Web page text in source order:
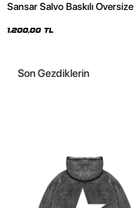
Sansar Salvo Baskılı Oversize
1.200,00 TL
Son Gezdiklerin